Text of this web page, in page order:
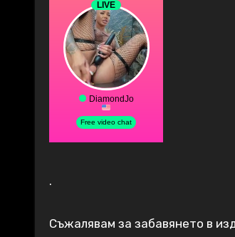
.
Съжалявам за забавянето в